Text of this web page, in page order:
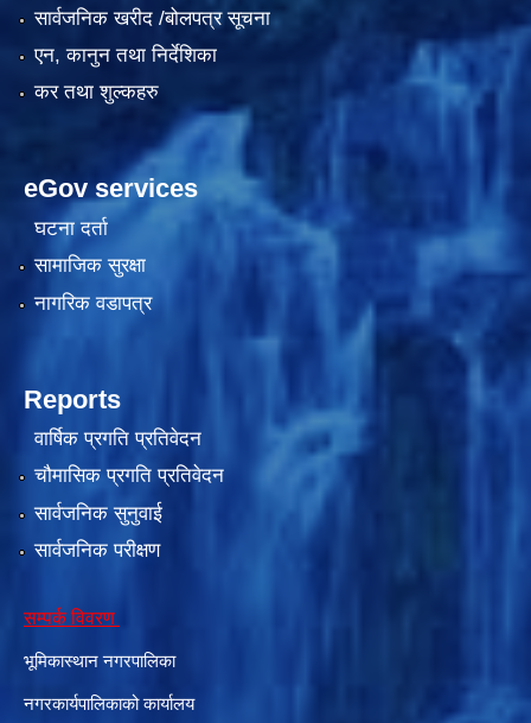
सार्वजनिक खरीद /बोलपत्र सूचना
एन, कानुन तथा निर्देशिका
कर तथा शुल्कहरु
eGov services
घटना दर्ता
सामाजिक सुरक्षा
नागरिक वडापत्र
Reports
वार्षिक प्रगति प्रतिवेदन
चौमासिक प्रगति प्रतिवेदन
सार्वजनिक सुनुवाई
सार्वजनिक परीक्षण
सम्पर्क विवरण
भूमिकास्थान नगरपालिका
नगरकार्यपालिकाको कार्यालय